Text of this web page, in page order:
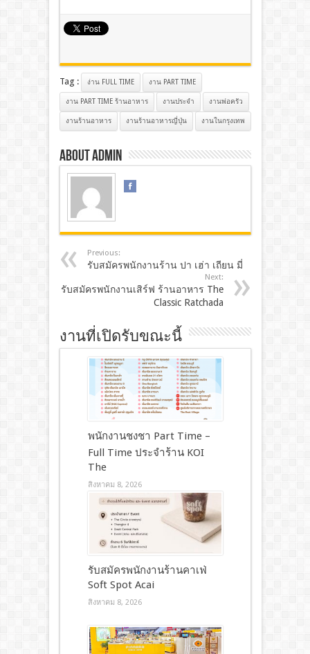
Tag : ง่าน FULL TIME งาน PART TIME
งาน PART TIME ร้านอาหาร งานประจํา งานพ่อครัว
งานร้านอาหาร งานร้านอาหารญี่ปุ่น งานในกรุงเทพ
About admin
Previous:
รับสมัครพนักงานร้าน ปา เฮ่า เถียน มี่
Next:
รับสมัครพนักงานเสิร์ฟ ร้านอาหาร The
Classic Ratchada
งานที่เปิดรับขณะนี้
พนักงานชงชา Part Time –
Full Time ประจำร้าน KOI
The
สิงหาคม 8, 2026
รับสมัครพนักงานร้านคาเฟ่
Soft Spot Acai
สิงหาคม 8, 2026